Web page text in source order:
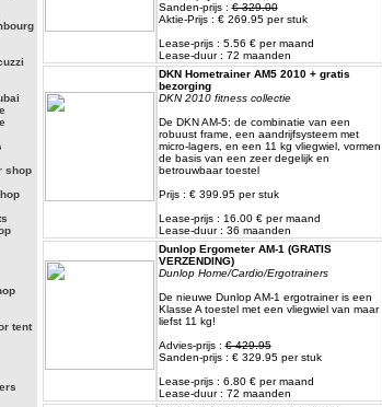
shop
tent
Sanden-prijs :€ 329.00
Aktie-Prijs : € 269.95 per stuk
Lease-prijs : 5.56 € per maand
Lease-duur : 72 maanden
DKN Hometrainer AM5 2010 + gratis
bezorging
DKN 2010 fitness collectie
De DKN AM-5: de combinatie van een
robuust frame, een aandrijfsysteem met
micro-lagers, en een 11 kg vliegwiel, vormen
de basis van een zeer degelijk en
betrouwbaar toestel
Prijs : € 399.95 per stuk
Lease-prijs : 16.00 € per maand
Lease-duur : 36 maanden
Dunlop Ergometer AM-1 (GRATIS
VERZENDING)
Dunlop Home/Cardio/Ergotrainers
De nieuwe Dunlop AM-1 ergotrainer is een
Klasse A toestel met een vliegwiel van maar
liefst 11 kg!
Advies-prijs :€ 429.95
Sanden-prijs : € 329.95 per stuk
Lease-prijs : 6.80 € per maand
Lease-duur : 72 maanden